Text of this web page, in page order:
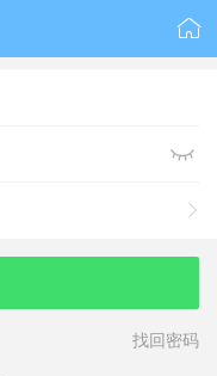



找回密码